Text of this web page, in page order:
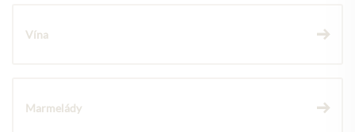
Vína
Marmelády